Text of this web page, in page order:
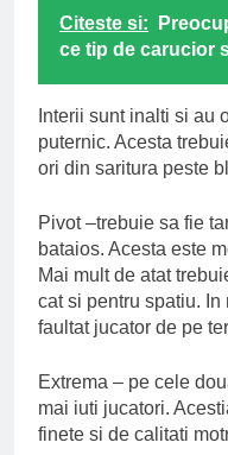
Citeste si:
ce tip de carucior
Interii sunt inalti si au
puternic. Acesta
ori din saritura peste
Pivot –trebuie sa fie
bataios. Acesta este
Mai mult de atat
cat si pentru spatiu.
faultat jucator de pe
Extrema – pe cele
mai iuti jucatori.
finete si de calitati